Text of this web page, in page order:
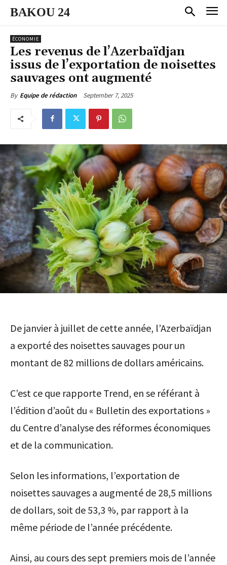
BAKOU 24
ÉCONOMIE
Les revenus de l’Azerbaïdjan
issus de l’exportation de noisettes
sauvages ont augmenté
By Equipe de rédaction September 7, 2025
De janvier à juillet de cette année, l’Azerbaïdjan
a exporté des noisettes sauvages pour un
montant de 82 millions de dollars américains.
C’est ce que rapporte Trend, en se référant à
l’édition d’août du « Bulletin des exportations »
du Centre d’analyse des réformes économiques
et de la communication.
Selon les informations, l’exportation de
noisettes sauvages a augmenté de 28,5 millions
de dollars, soit de 53,3 %, par rapport à la
même période de l’année précédente.
Ainsi, au cours des sept premiers mois de l’année